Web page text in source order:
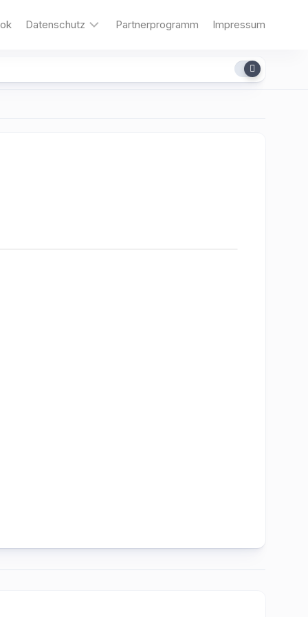
Datenschutz Partnerprogramm Impressum